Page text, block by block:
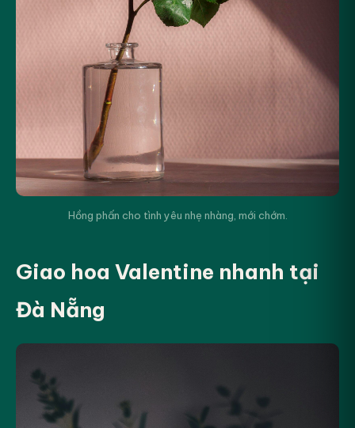
Hồng phấn cho tình yêu nhẹ nhàng, mới chớm.
Giao hoa Valentine nhanh tại
Đà Nẵng